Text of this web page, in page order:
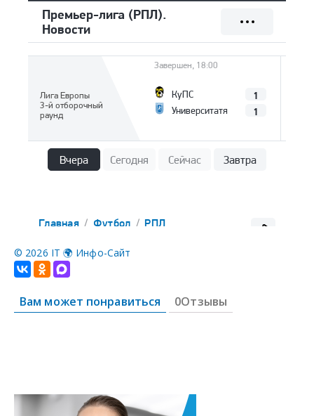
© 2026 IT 🌍 Инфо-Сайт
Вам может понравиться 0Отзывы